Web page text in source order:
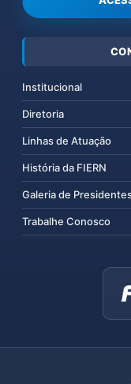
Institucional
Diretoria
Linhas de Atuação
História da FIERN
Galeria de
Trabalhe Conosco